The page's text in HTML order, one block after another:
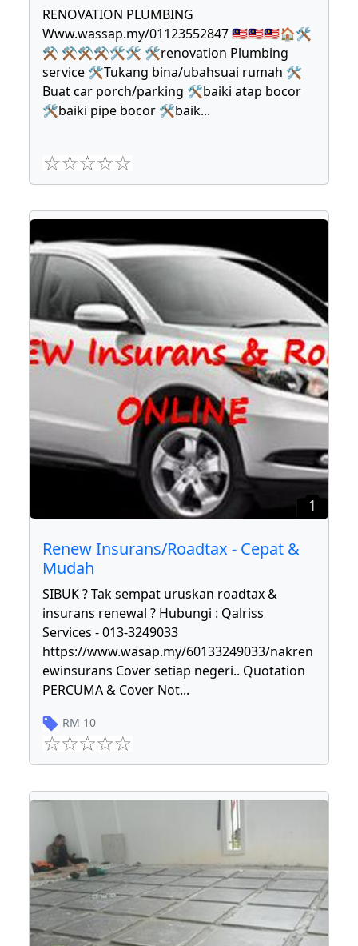
RENOVATION PLUMBING
Www.wassap.my/01123552847 🇲🇾🇲🇾🇲🇾🏠🛠
⚒ ⚒⚒⚒🛠🛠 🛠renovation Plumbing
service 🛠Tukang bina/ubahsuai rumah 🛠
Buat car porch/parking 🛠baiki atap bocor
🛠baiki pipe bocor 🛠baik...
1
Renew Insurans/Roadtax - Cepat &
Mudah
SIBUK ? Tak sempat uruskan roadtax &
insurans renewal ? Hubungi : Qalriss
Services - 013-3249033
https://www.wasap.my/60133249033/nakren
ewinsurans Cover setiap negeri.. Quotation
PERCUMA & Cover Not...
RM 10